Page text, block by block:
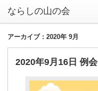
アーカイブ：2020年 9月
2020年9月16日 例会